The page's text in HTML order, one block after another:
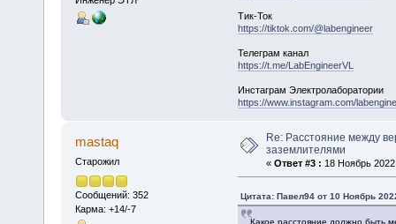
Тик-Ток
https://tiktok.com/@labengineer
Телеграм канал
https://t.me/LabEngineerVL
Инстаграм Электролаборатории
https://www.instagram.com/
mastaq
Старожил
Сообщений: 352
Карма: +14/-7
Re: Расстояние между
заземлителями
« Ответ #3 : 18 Ноябрь
Цитата: Павел94 от 10 Ноябрь
Какое расстояние должно быть